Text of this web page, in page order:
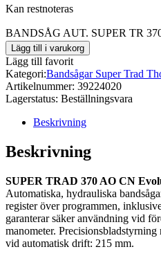
Kan restnoteras
BANDSÅG AUT. SUPER TR
Lägg till i varukorg
Lägg till favorit
Kategori:Bandsågar Super Trad
Artikelnummer: 39224020
Lagerstatus: Beställningsvara
Beskrivning
Beskrivning
SUPER TRAD 370 AO CN
Automatiska, hydrauliska
register över programmen,
garanterar säker användning vid
manometer.
vid automatisk drift: 215 mm.